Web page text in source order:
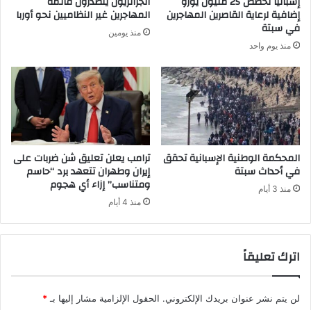
إضافية لرعاية القاصرين المهاجرين
في سبتة
منذ يوم واحد
المهاجرين غير النظاميين نحو أوربا
منذ يومين
المحكمة الوطنية الإسبانية تحقق
في أحداث سبتة
منذ 3 أيام
ترامب يعلن تعليق شن ضربات على
إيران وطهران تتعهد برد “حاسم
ومتناسب” إزاء أي هجوم
منذ 4 أيام
اترك تعليقاً
لن يتم نشر عنوان بريدك الإلكتروني. الحقول الإلزامية مشار إليها بـ *